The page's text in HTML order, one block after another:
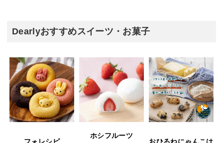
Dearlyおすすめスイーツ・お菓子
ホシフルーツ